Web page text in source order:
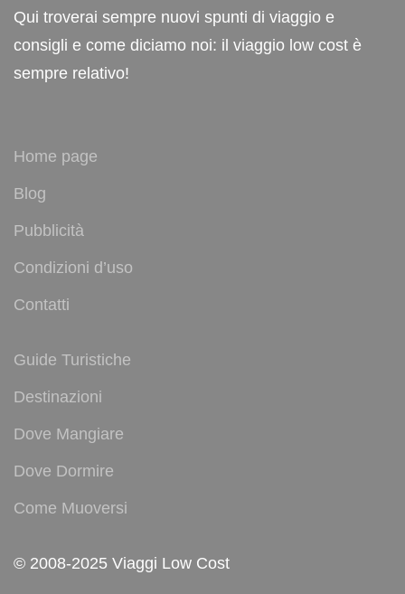
Qui troverai sempre nuovi spunti di viaggio e
consigli e come diciamo noi: il viaggio low cost è
sempre relativo!
Home page
Blog
Pubblicità
Condizioni d’uso
Contatti
Guide Turistiche
Destinazioni
Dove Mangiare
Dove Dormire
Come Muoversi
© 2008-2025 Viaggi Low Cost